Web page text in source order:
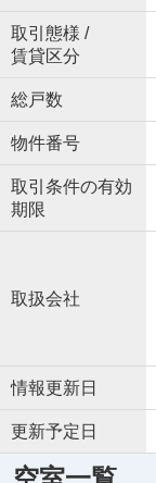
取引態様 /
賃貸区分
総戸数
物件番号
取引条件の有効
期限
取扱会社
情報更新日
更新予定日